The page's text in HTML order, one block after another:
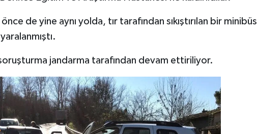
de yine aynı yolda, tır tarafından sıkıştırılan bir minibüs
jandarma tarafından devam ettiriliyor.